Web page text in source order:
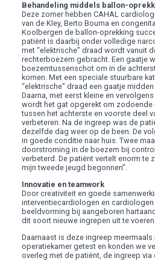
Behandeling middels ballon-
Deze zomer hebben CAHAL
van de Kley, Berto Bouma en
Koolbergen de ballon-oprekking
patiënt is daarbij onder volledige
met “elektrische” draad wordt vanuit
rechterboezem gebracht. Een gaatje
boezemtussenschot om in de
komen. Met een speciale stuurbare
“elektrische” draad een gaatje
Daarna, met eerst kleine en
wordt het gat opgerekt om
tussen het achterste en voorste deel
verbeteren. Na de ingreep was de
dezelfde dag weer op de been. De
in goede conditie naar huis. Twee
doorstroming in de boezem bij
verbeterd. De patiënt vertelt enorm te
mijn tweede jeugd begonnen”.
Innovatie en teamwork
Door creativiteit en goede
interventiecardiologen en
beeldvorming bij aangeboren
dit soort nieuwe ingrepen uit te voeren
Daarnaast is deze ingreep
operatiekamer getest en konden we
overleg met de patiënt, de ingreep via